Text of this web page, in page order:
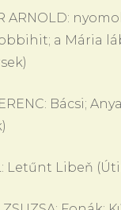
ARNOLD:
a Mária
Bácsi;
Letűnt Libeň